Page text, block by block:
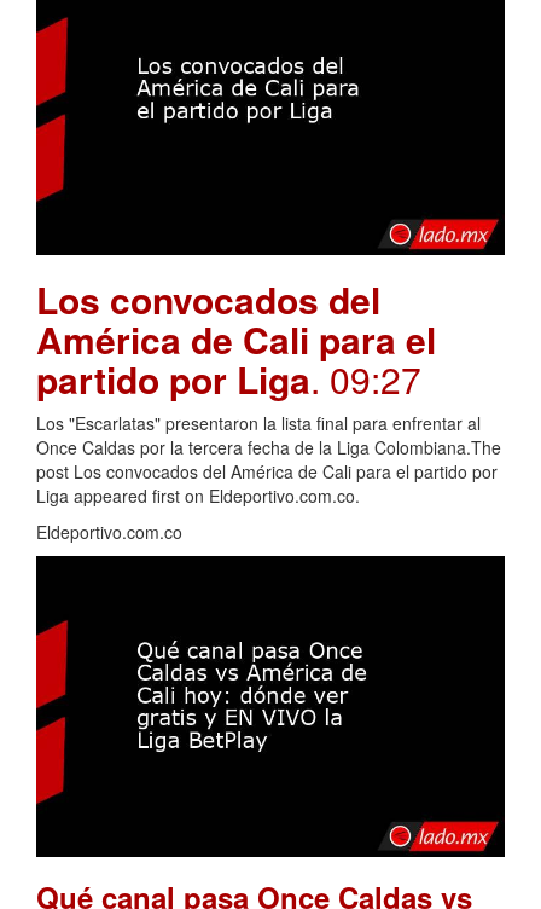
Los convocados del
América de Cali para el
partido por Liga. 09:27
Los "Escarlatas" presentaron la lista final para enfrentar al
Once Caldas por la tercera fecha de la Liga Colombiana.The
post Los convocados del América de Cali para el partido por
Liga appeared first on Eldeportivo.com.co.
Eldeportivo.com.co
Qué canal pasa Once Caldas vs